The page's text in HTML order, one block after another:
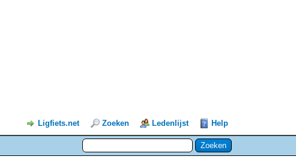
Ligfiets.net Zoeken Ledenlijst Help